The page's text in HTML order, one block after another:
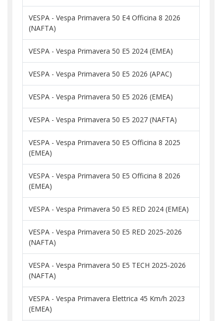
VESPA - Vespa Primavera 50 E4 Officina 8 2026
(NAFTA)
VESPA - Vespa Primavera 50 E5 2024 (EMEA)
VESPA - Vespa Primavera 50 E5 2026 (APAC)
VESPA - Vespa Primavera 50 E5 2026 (EMEA)
VESPA - Vespa Primavera 50 E5 2027 (NAFTA)
VESPA - Vespa Primavera 50 E5 Officina 8 2025
(EMEA)
VESPA - Vespa Primavera 50 E5 Officina 8 2026
(EMEA)
VESPA - Vespa Primavera 50 E5 RED 2024 (EMEA)
VESPA - Vespa Primavera 50 E5 RED 2025-2026
(NAFTA)
VESPA - Vespa Primavera 50 E5 TECH 2025-2026
(NAFTA)
VESPA - Vespa Primavera Elettrica 45 Km/h 2023
(EMEA)